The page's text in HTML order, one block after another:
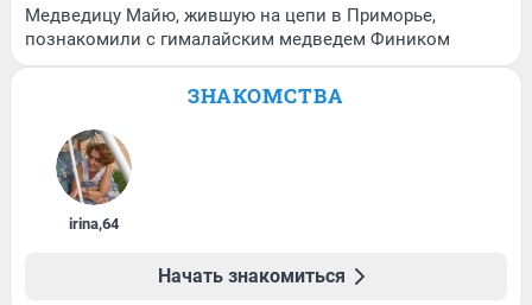
Медведицу Майю, жившую на цепи в Приморье,
познакомили с гималайским медведем Фиником
ЗНАКОМСТВА
irina,64
Начать знакомиться